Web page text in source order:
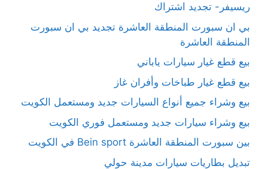
ريسيفر- تجديد اشتراك
بي ان سبورت المنطقة العاشرة تجديد بي ان سبورت
المنطقة العاشرة
بيع قطع غيار سيارات ياباني
بيع قطع غيار طباخات وأفران غاز
بيع وشراء جميع أنواع السيارات جديد ومستعمل الكويت
بيع وشراء سيارات جديد ومستعمل فوري الكويت
بين سبورت المنطقة العاشرة Bein sport في الكويت
تبديل بطاريات سيارات مدينة حولي